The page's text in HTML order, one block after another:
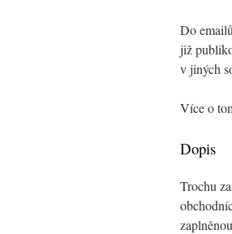
Do
již
v jiných
Více o
Dopis
Trochu